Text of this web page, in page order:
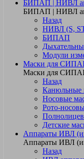
БИПАП | НИВЛ
БИПАП | НИВЛ
Назад
НИВЛ (S,
БИПАП
Модули
Маски для
Маски для
Назад
Канюльные
Носовые
Рото-
Детские
Аппараты ИВЛ
Аппараты ИВЛ
Назад